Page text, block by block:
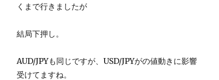
くまで行きましたが
結局下押し。
AUD/JPYも同じですが、USD/JPYがの値動きに影響
受けてますね。